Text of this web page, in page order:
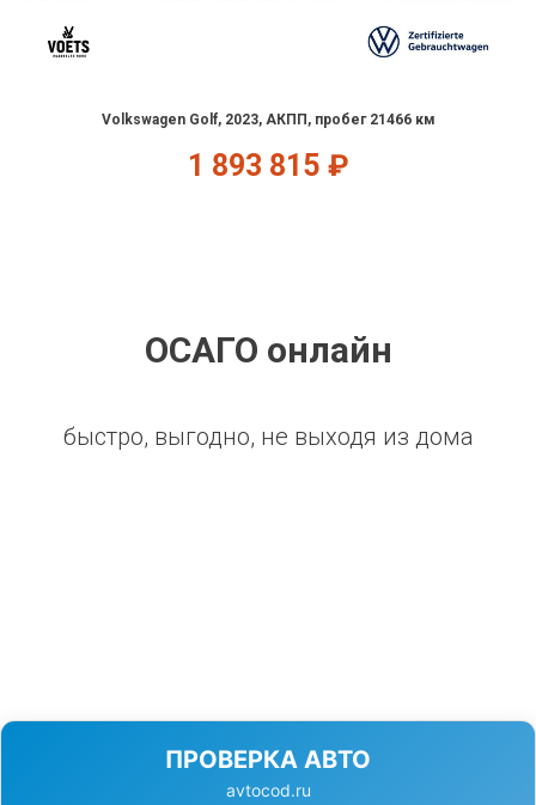
Volkswagen Golf, 2023, АКПП, пробег 21466 км
1 893 815 ₽
ОСАГО онлайн
быстро, выгодно, не выходя из дома
ПРОВЕРКА АВТО
avtocod.ru